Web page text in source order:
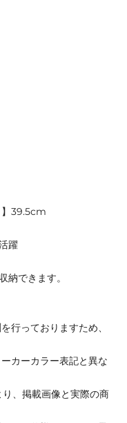
】39.5cm
躍
納できます。
行っておりますため、
カーカラー表記と異な
、掲載画像と実際の商